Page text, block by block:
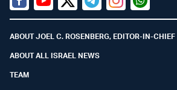
Facebook
YoutubeTwitter (X)
TelegramInstagramWhatsapp
ABOUT JOEL C. ROSENBERG, EDITOR-IN-CHIEF
ABOUT ALL ISRAEL NEWS
TEAM